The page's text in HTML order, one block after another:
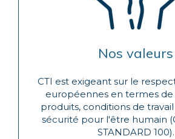
Nos valeurs
CTI est exigeant sur le
européennes en termes
produits, conditions de
sécurité pour l'être humain
STANDARD 100).